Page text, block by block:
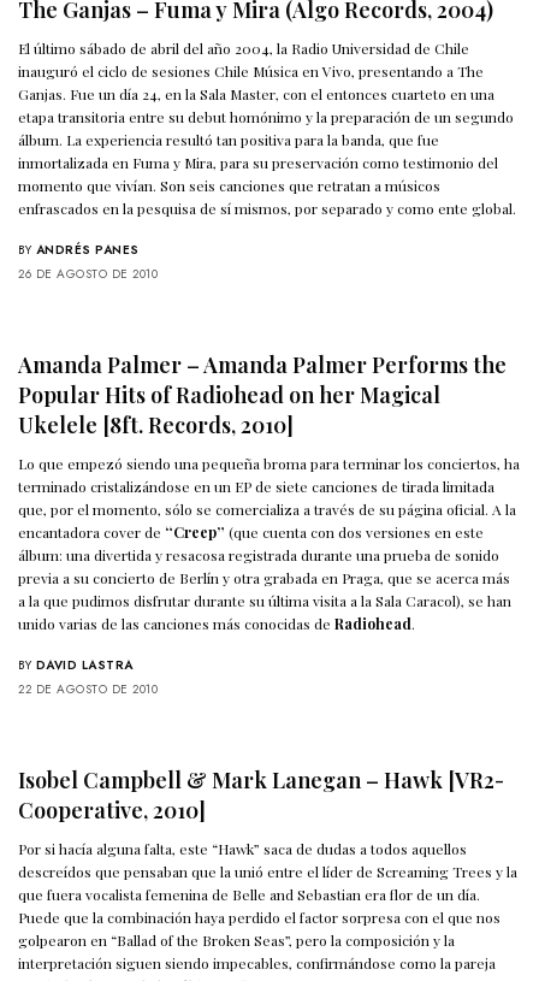
The Ganjas – Fuma y Mira (Algo Records, 2004)
El último sábado de abril del año 2004, la Radio Universidad de Chile
inauguró el ciclo de sesiones Chile Música en Vivo, presentando a The
Ganjas. Fue un día 24, en la Sala Master, con el entonces cuarteto en una
etapa transitoria entre su debut homónimo y la preparación de un segundo
álbum. La experiencia resultó tan positiva para la banda, que fue
inmortalizada en Fuma y Mira, para su preservación como testimonio del
momento que vivían. Son seis canciones que retratan a músicos
enfrascados en la pesquisa de sí mismos, por separado y como ente global.
BY ANDRÉS PANES
26 DE AGOSTO DE 2010
Amanda Palmer – Amanda Palmer Performs the
Popular Hits of Radiohead on her Magical
Ukelele [8ft. Records, 2010]
Lo que empezó siendo una pequeña broma para terminar los conciertos, ha
terminado cristalizándose en un EP de siete canciones de tirada limitada
que, por el momento, sólo se comercializa a través de su página oficial. A la
encantadora cover de “Creep” (que cuenta con dos versiones en este
álbum: una divertida y resacosa registrada durante una prueba de sonido
previa a su concierto de Berlín y otra grabada en Praga, que se acerca más
a la que pudimos disfrutar durante su última visita a la Sala Caracol), se han
unido varias de las canciones más conocidas deRadiohead.
BY DAVID LASTRA
22 DE AGOSTO DE 2010
Isobel Campbell & Mark Lanegan – Hawk [VR2-
Cooperative, 2010]
Por si hacía alguna falta, este “Hawk” saca de dudas a todos aquellos
descreídos que pensaban que la unió entre el líder de Screaming Trees y la
que fuera vocalista femenina de Belle and Sebastian era flor de un día.
Puede que la combinación haya perdido el factor sorpresa con el que nos
golpearon en “Ballad of the Broken Seas”, pero la composición y la
interpretación siguen siendo impecables, confirmándose como la pareja